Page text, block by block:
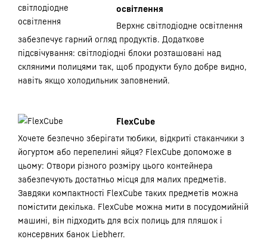
освітлення
Верхнє світлодіодне освітлення
забезпечує гарний огляд продуктів. Додаткове
підсвічування: світлодіодні блоки розташовані над
скляними полицями так, щоб продукти було добре видно,
навіть якщо холодильник заповнений.
FlexCube
Хочете безпечно зберігати тюбики, відкриті стаканчики з
йогуртом або перепелині яйця? FlexCube допоможе в
цьому: Отвори різного розміру цього контейнера
забезпечують достатньо місця для малих предметів.
Завдяки компактності FlexCube таких предметів можна
помістити декілька. FlexCube можна мити в посудомийній
машині, він підходить для всіх полиць для пляшок і
консервних банок Liebherr.